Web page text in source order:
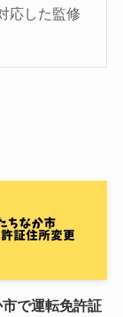
応した監修
で運転免許証